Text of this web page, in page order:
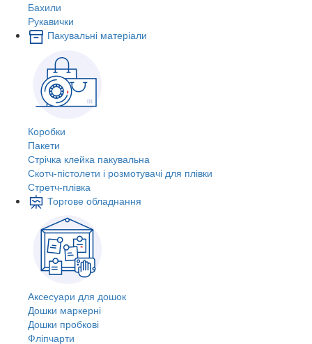
Бахили
Рукавички
Пакувальні матеріали
Коробки
Пакети
Стрічка клейка пакувальна
Скотч-пістолети і розмотувачі для плівки
Стретч-плівка
Торгове обладнання
Аксесуари для дошок
Дошки маркерні
Дошки пробкові
Фліпчарти